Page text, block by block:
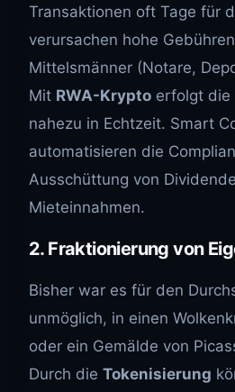
Transaktionen oft Tage für
verursachen hohe
Mittelsmänner (Notare,
Mit RWA-Krypto erfolgt die
nahezu in Echtzeit. Smart
automatisieren die
Ausschüttung von
Mieteinnahmen.
2. Fraktionierung von
Bisher war es für den
unmöglich, in einen
oder ein Gemälde von
Durch die Tokenisierung